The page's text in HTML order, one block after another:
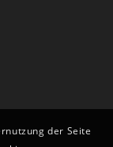
der Seite